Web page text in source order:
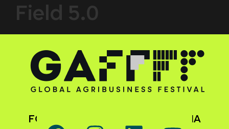
Field 5.0
FOLLOW GAFFFF ON SOCIAL MEDIA